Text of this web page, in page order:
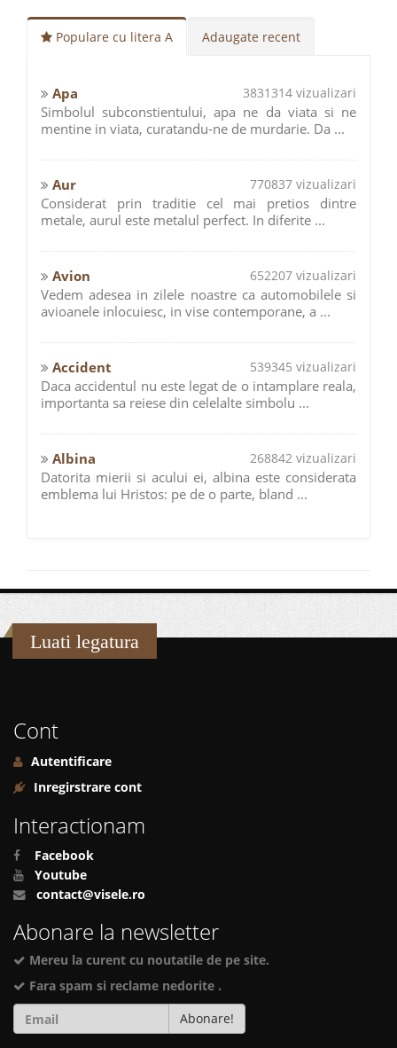
Populare cu litera A Adaugate recent
Apa 3831314 vizualizari
Simbolul subconstientului, apa ne da viata si ne
mentine in viata, curatandu-ne de murdarie. Da ...
Aur 770837 vizualizari
Considerat prin traditie cel mai pretios dintre
metale, aurul este metalul perfect. In diferite ...
Avion 652207 vizualizari
Vedem adesea in zilele noastre ca automobilele si
avioanele inlocuiesc, in vise contemporane, a ...
Accident 539345 vizualizari
Daca accidentul nu este legat de o intamplare reala,
importanta sa reiese din celelalte simbolu ...
Albina 268842 vizualizari
Datorita mierii si acului ei, albina este considerata
emblema lui Hristos: pe de o parte, bland ...
Luati legatura
Cont
Autentificare
Inregirstrare cont
Interactionam
Facebook
Youtube
contact@visele.ro
Abonare la newsletter
Mereu la curent cu noutatile de pe site.
Fara spam si reclame nedorite .
Abonare!